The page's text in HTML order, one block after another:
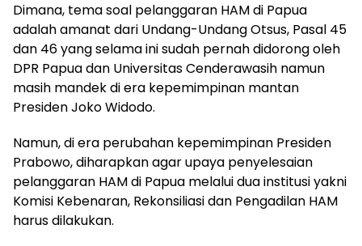
Dimana, tema soal pelanggaran HAM di Papua
adalah amanat dari Undang-Undang Otsus, Pasal 45
dan 46 yang selama ini sudah pernah didorong oleh
DPR Papua dan Universitas Cenderawasih namun
masih mandek di era kepemimpinan mantan
Presiden Joko Widodo.
Namun, di era perubahan kepemimpinan Presiden
Prabowo, diharapkan agar upaya penyelesaian
pelanggaran HAM di Papua melalui dua institusi yakni
Komisi Kebenaran, Rekonsiliasi dan Pengadilan HAM
harus dilakukan.